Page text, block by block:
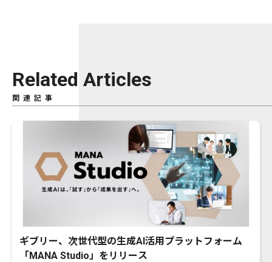
Related Articles
関連記事
ギブリー、次世代型の生成AI活用プラットフォーム
「MANA Studio」をリリース